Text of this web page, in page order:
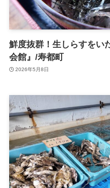
鮮度抜群！生しらすをい
会館』/寿都町
2026年5月8日